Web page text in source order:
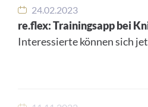
24.02.2023
re.flex: Trainingsapp bei
Interessierte können sich